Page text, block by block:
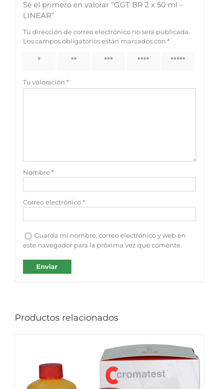
Sé el primero en valorar “GGT BR 2 x 50 ml –
LINEAR”
Tu dirección de correo electrónico no será publicada.
Los campos obligatorios están marcados con *
1 de 5
2 de 5
3 de 5
4 de 5
5 de 5
Tu valoración *
Nombre*
Correo electrónico*
Guarda mi nombre, correo electrónico y web en
este navegador para la próxima vez que comente.
Productos relacionados